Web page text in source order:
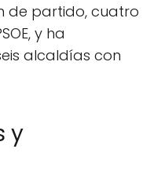
de partido, cuatro
y ha
alcaldías con
y